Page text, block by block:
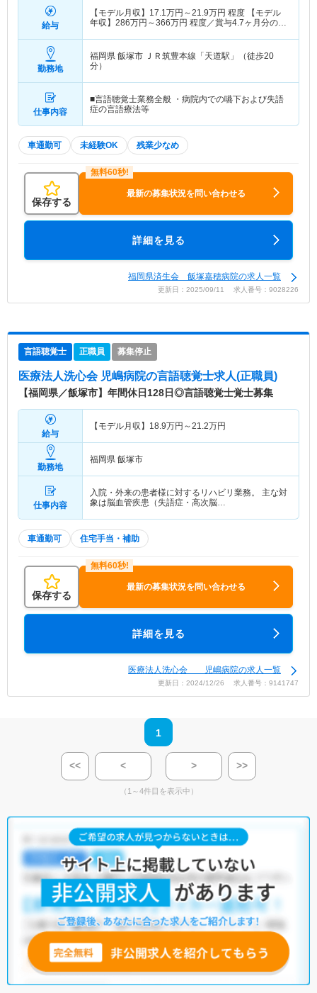
給与
【モデル月収】 17.1万円～21.9万円 程度 【モデル
年収】 286万円～366万円 程度／賞与4.7ヶ月分の場
勤務地
福岡県 飯塚市 ＪＲ筑豊本線「天道駅」（徒歩20
分）
仕事内容
■言語聴覚士業務全般 ・病院内での嚥下および失語
症の言語療法等
車通勤可 未経験OK 残業少なめ
保存する
最新の募集状況を問い合わせる
詳細を見る
福岡県済生会 飯塚嘉穂病院の求人一覧
更新日：2025/09/11 求人番号：9028226
言語聴覚士 正職員 募集停止
医療法人洗心会 児嶋病院の言語聴覚士求人(正職員)
【福岡県／飯塚市】年間休日128日◎言語聴覚士覚士募集
給与
【モデル月収】 18.9万円～21.2万円
勤務地
福岡県 飯塚市
仕事内容
入院・外来の患者様に対するリハビリ業務。 主な対
象は脳血管疾患（失語症・高次脳…
車通勤可 住宅手当・補助
保存する
最新の募集状況を問い合わせる
詳細を見る
医療法人洗心会 児嶋病院の求人一覧
更新日：2024/12/26 求人番号：9141747
1
<< < > >>
（1～4件目を表示中）